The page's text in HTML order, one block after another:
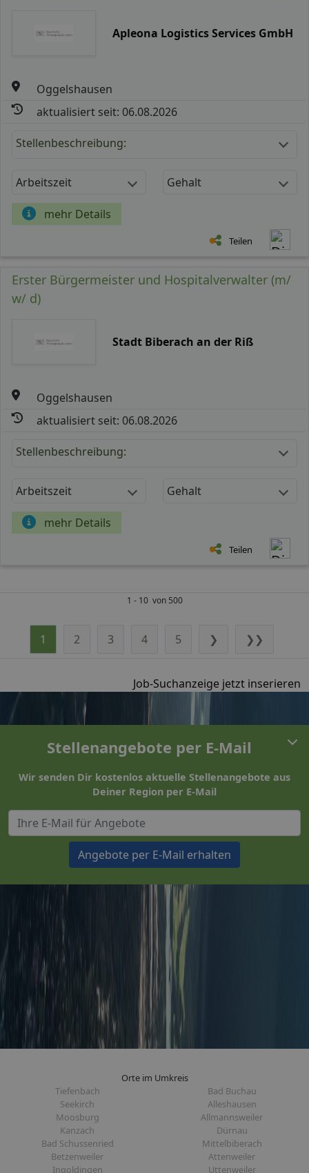
Apleona Logistics Services GmbH
Oggelshausen
aktualisiert seit: 06.08.2026
Stellenbeschreibung:
Arbeitszeit Gehalt
mehr Details
Teilen
Erster Bürgermeister und Hospitalverwalter (m/
w/ d)
Stadt Biberach an der Riß
Oggelshausen
aktualisiert seit: 06.08.2026
Stellenbeschreibung:
Arbeitszeit Gehalt
mehr Details
Teilen
1 - 10 von 500
1 2 3 4 5 ❯ ❯❯
Job-Suchanzeige jetzt inserieren
Stellenangebote per E-Mail
Wir senden Dir kostenlos aktuelle Stellenangebote aus
Deiner Region per E-Mail
Angebote per E-Mail erhalten
Orte im Umkreis
Tiefenbach
Bad Buchau
Seekirch
Alleshausen
Moosburg
Allmannsweiler
Kanzach
Dürnau
Bad Schussenried
Mittelbiberach
Betzenweiler
Attenweiler
Ingoldingen
Uttenweiler